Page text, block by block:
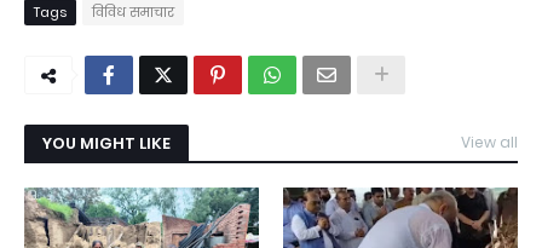
Tags विविध समाचार
YOU MIGHT LIKE View all